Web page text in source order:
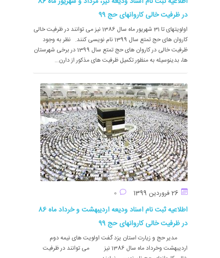
در ظرفیت خالی کاروانهای حج 99
اولویتهای تا 31 شهریور ماه سال 1386 نیز می توانند در ظرفیت خالی
کاروان های حج تمتع سال 1399 نام نویسی کنند. نظر به وجود
ظرفیت خالی در کاروان های حج تمتع سال 1399 در برخی شهرستان
ها، بدینوسیله به منظور تکمیل ظرفیت های مذکور از دارن...
26 فروردین 1399
اطلاعیه ثبت نام اسناد ودیعه اردیبهشت و خرداد ماه 86
در ظرفیت خالی کاروانهای حج 99
مدیر حج و زیارت استان یزد گفت اولویت های نیمه دوم
اردیبهشت وخرداد ماه سال 1386 نیز می توانند در ظرفیت